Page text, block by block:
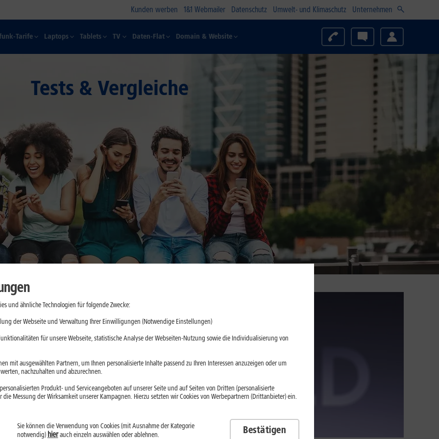
Kunden werben 1&1 Webmailer Datenschutz Umwelt- und Klimaschutz Unternehmen
Tarife Laptops Tablets TV Daten-Flat Domain & Website
Tests & Vergleiche
sich
hat
Akku: Das Galaxy
Vorgänger. Wir
Neuerungen im
und ähnliche Technologien für folgende Zwecke:
der Webseite und Verwaltung Ihrer Einwilligungen (Notwendige Einstellungen)
für unsere Webseite, statistische Analyse der Webseiten-Nutzung sowie die Individualisierung von
mit ausgewählten Partnern, um Ihnen personalisierte Inhalte passend zu Ihren Interessen anzuzeigen oder um
nachzuhalten und abzurechnen.
Produkt- und Serviceangeboten auf unserer Seite und auf Seiten von Dritten (personalisierte
Messung der Wirksamkeit unserer Kampagnen. Hierzu setzten wir Cookies von Werbepartnern (Drittanbieter) ein.
Sie können die Verwendung von Cookies (mit Ausnahme der Kategorie
notwendig) hierauch einzeln auswählen oder ablehnen. Bestätigen